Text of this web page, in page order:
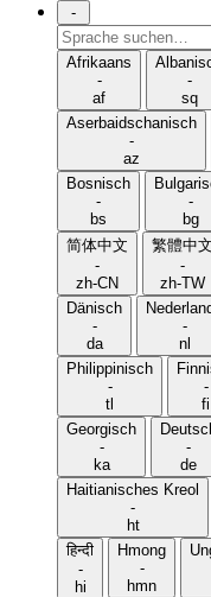
-
Sprache
suchen
Afrikaans
-
af
-
sq
Aserbaidschanisch
-
az
Bosnisch
-
bs
-
bg
简体中文
-
zh-CN
繁體中文
-
zh-TW
Dänisch
-
da
-
nl
Philippinisch
-
tl
-
fi
Georgisch
-
ka
-
de
Haitianisches Kreol
-
ht
हिन्दी
-
hi
Hmong
-
hmn